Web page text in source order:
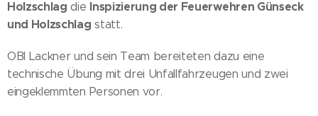
Holzschlag die Inspizierung der Feuerwehren Günseck
und Holzschlag statt.
OBI Lackner und sein Team bereiteten dazu eine
technische Übung mit drei Unfallfahrzeugen und zwei
eingeklemmten Personen vor.